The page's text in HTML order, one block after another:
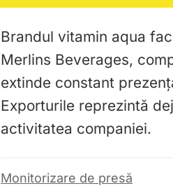
Brandul vitamin aqua
Merlins Beverages,
extinde constant
Exporturile reprezintă
activitatea companiei.
Monitorizare de presă